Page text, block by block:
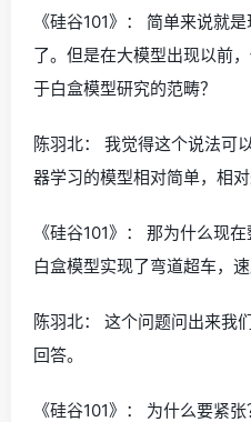
《硅谷101》： 简单来说就
了。但是在大模型出现以前
于白盒模型研究的范畴？
陈羽北： 我觉得这个说法可
器学习的模型相对简单，相对
《硅谷101》： 那为什么现
白盒模型实现了弯道超车，
陈羽北： 这个问题问出来我
回答。
《硅谷101》： 为什么要紧